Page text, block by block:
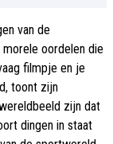
van de
oordelen die
filmpje en je
toont zijn
zijn dat
dingen in staat